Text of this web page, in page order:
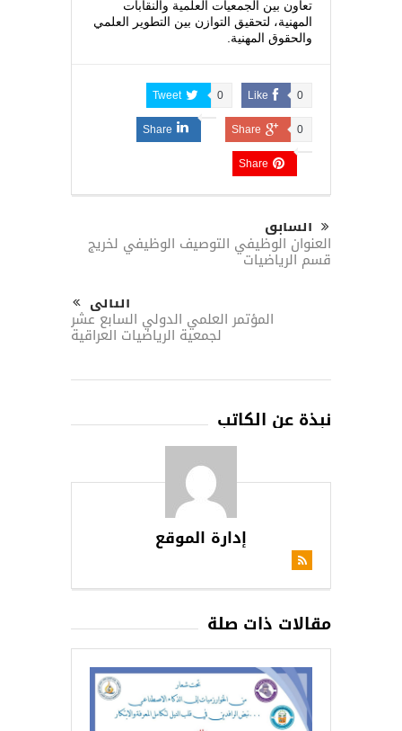
تعاون بين الجمعيات العلمية والنقابات
المهنية، لتحقيق التوازن بين التطوير العلمي
والحقوق المهنية.
Like 0
Tweet 0
Share 0
Share
Share
السابق
العنوان الوظيفي التوصيف الوظيفي لخريج
قسم الرياضيات
التالى
المؤتمر العلمي الدولي السابع عشر
لجمعية الرياضيات العراقية
نبذة عن الكاتب
إدارة الموقع
مقالات ذات صلة